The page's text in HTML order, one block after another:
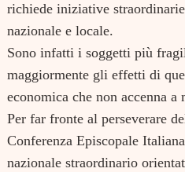
richiede iniziative
nazionale e locale.
Sono infatti i soggetti più
maggiormente gli effetti di
economica che non accenna a
Per far fronte al perseverare
Conferenza Episcopale
nazionale straordinario